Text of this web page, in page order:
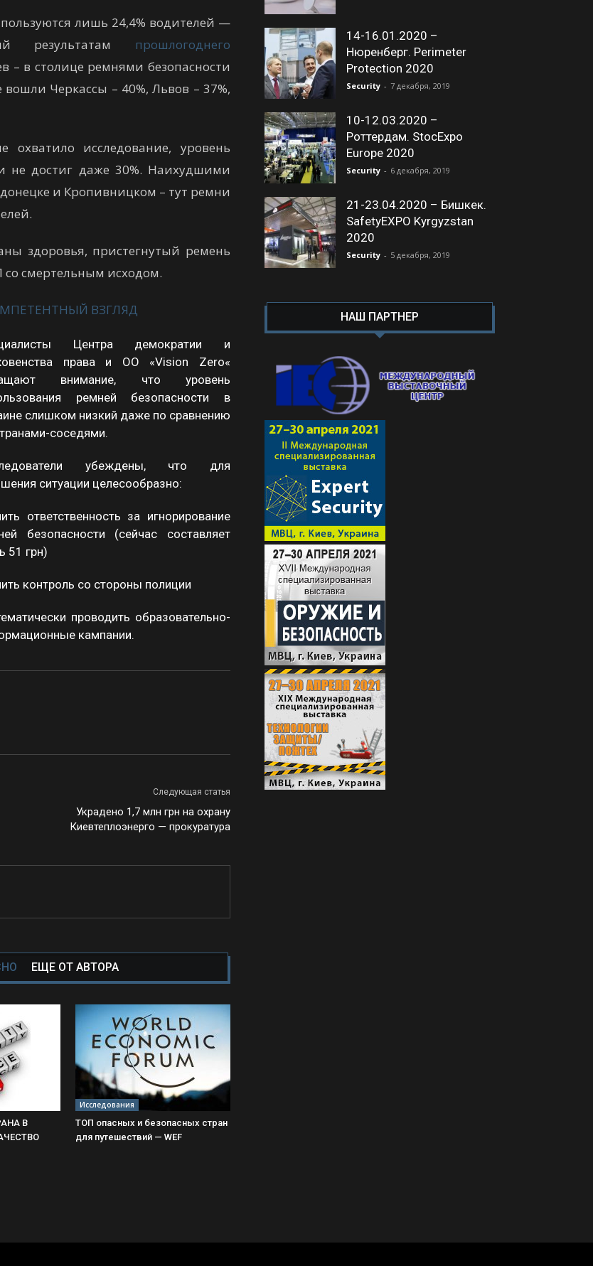
лишь 24,4% водителей —
результатам прошлогоднего
– в столице ремнями безопасности
Черкассы – 40%, Львов – 37%,
исследование, уровень
не достиг даже 30%. Наихудшими
и Кропивницком – тут ремни
здоровья, пристегнутый ремень
со смертельным исходом.
ВЗГЛЯД
Центра
демократии и
права и ОО «Vision Zero«
внимание, что
уровень
ремней безопасности
в
слишком низкий даже по сравнению
-соседями.
убеждены, что для
ситуации целесообразно:
ответственность за игнорирование
безопасности (сейчас составляет
51 грн)
контроль со стороны полиции
проводить образовательно-
кампании.
Следующая статья
Украдено 1,7 млн грн на охрану
Киевтеплоэнерго — прокуратура
ЕЩЕ ОТ АВТОРА
В
Исследования
ТОП опасных и безопасных стран
для путешествий — WEF
14-16.01.2020 –
Нюренберг. Perimeter
Protection 2020
Security - 7 декабря, 2019
10-12.03.2020 –
Роттердам. StocExpo
Europe 2020
Security - 6 декабря, 2019
21-23.04.2020 – Бишкек.
SafetyEXPO Kyrgyzstan
2020
Security - 5 декабря, 2019
НАШ ПАРТНЕР